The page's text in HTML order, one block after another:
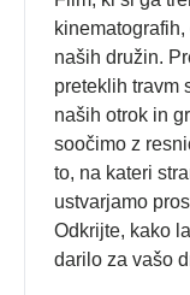
naših družin.
preteklih travm
naših otrok in
soočimo z
to, na kateri
ustvarjamo
Odkrijte, kako
darilo za vašo